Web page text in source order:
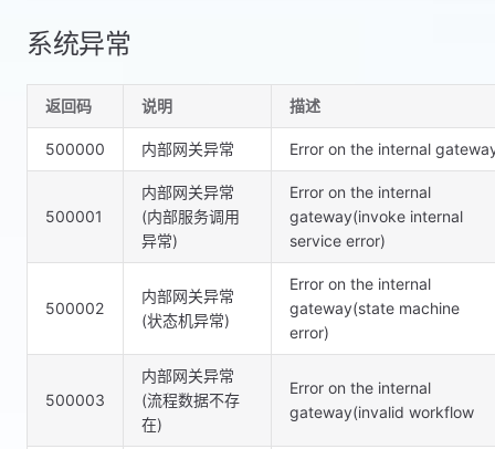
系统异常
返回码 说明 描述
500000 内部网关异常 Error on the internal
500001
内部网关异常
(内部服务调用
异常)
Error on the internal
gateway(invoke internal
service error)
500002
内部网关异常
(状态机异常)
Error on the internal
gateway(state machine
error)
500003
内部网关异常
(流程数据不存
在)
Error on the internal
gateway(invalid workflow